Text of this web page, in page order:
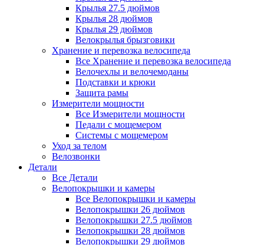
Крылья 27.5 дюймов
Крылья 28 дюймов
Крылья 29 дюймов
Велокрылья брызговики
Хранение и перевозка велосипеда
Все Хранение и перевозка велосипеда
Велочехлы и велочемоданы
Подставки и крюки
Защита рамы
Измерители мощности
Все Измерители мощности
Педали с мощемером
Системы с мощемером
Уход за телом
Велозвонки
Детали
Все Детали
Велопокрышки и камеры
Все Велопокрышки и камеры
Велопокрышки 26 дюймов
Велопокрышки 27.5 дюймов
Велопокрышки 28 дюймов
Велопокрышки 29 дюймов